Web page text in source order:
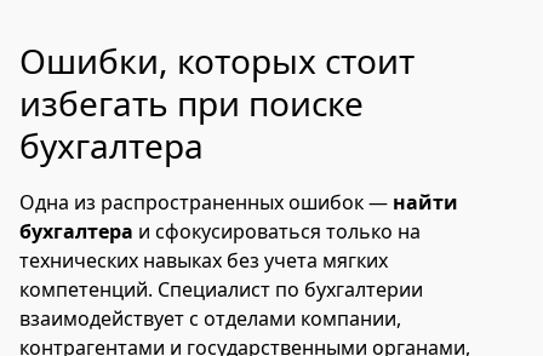
Ошибки, которых стоит
избегать при поиске
бухгалтера
Одна из распространенных ошибок — найти
бухгалтера и сфокусироваться только на
технических навыках без учета мягких
компетенций. Специалист по бухгалтерии
взаимодействует с отделами компании,
контрагентами и государственными органами,